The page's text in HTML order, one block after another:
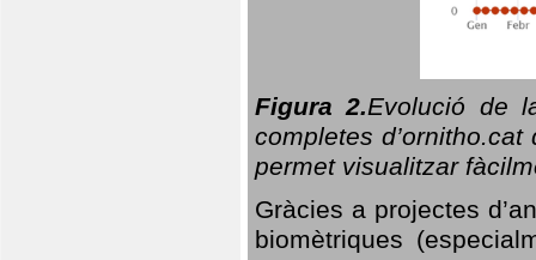
Figura 2.Evolució de
completes
permet visualitzar
Gràcies a projectes
biomètriques